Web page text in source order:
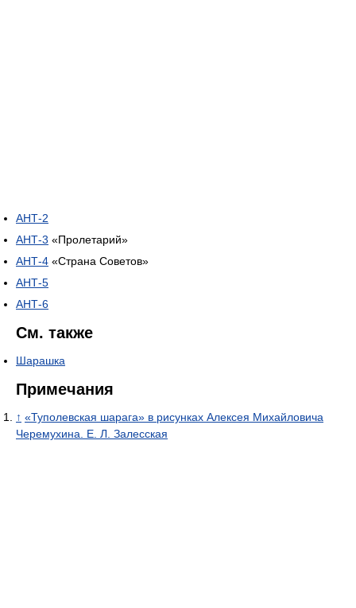
АНТ-2
АНТ-3 «Пролетарий»
АНТ-4 «Страна Советов»
АНТ-5
АНТ-6
См. также
Шарашка
Примечания
↑ «Туполевская шарага» в рисунках Алексея Михайловича
Черемухина. Е. Л. Залесская